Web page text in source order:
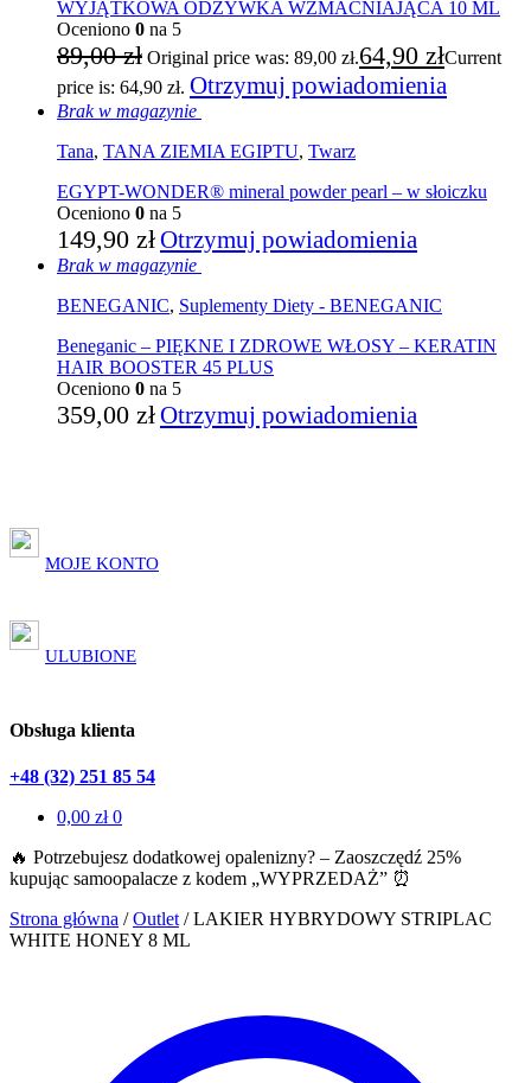
WYJĄTKOWA ODŻYWKA WZMACNIAJĄCA 10 ML
Oceniono 0 na 5
89,00zł Original price was: 89,00 zł.64,90 złCurrent
price is: 64,90 zł. Otrzymuj powiadomienia
Brak w magazynie
Tana, TANA ZIEMIA EGIPTU, Twarz
EGYPT-WONDER® mineral powder pearl – w słoiczku
Oceniono 0 na 5
149,90 złOtrzymuj powiadomienia
Brak w magazynie
BENEGANIC, Suplementy Diety - BENEGANIC
Beneganic – PIĘKNE I ZDROWE WŁOSY – KERATIN
HAIR BOOSTER 45 PLUS
Oceniono 0 na 5
359,00 złOtrzymuj powiadomienia
MOJE KONTO
ULUBIONE
Obsługa klienta
+48 (32) 251 85 54
0,00 zł 0
🔥 Potrzebujesz dodatkowej opalenizny? – Zaoszczędź 25%
kupując samoopalacze z kodem „WYPRZEDAŻ” ⏰
Strona główna /Outlet /LAKIER HYBRYDOWY STRIPLAC
WHITE HONEY 8 ML